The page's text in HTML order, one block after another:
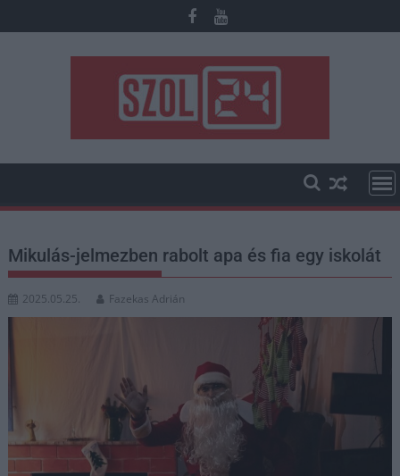
to
Mikulás-jelmezben rabolt apa és fia egy iskolát
2025.05.25. Fazekas Adrián